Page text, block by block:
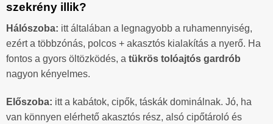
szekrény illik?
Hálószoba: itt általában a legnagyobb a ruhamennyiség,
ezért a többzónás, polcos + akasztós kialakítás a nyerő. Ha
fontos a gyors öltözködés, a tükrös tolóajtós gardrób
nagyon kényelmes.
Előszoba: itt a kabátok, cipők, táskák dominálnak. Jó, ha
van könnyen elérhető akasztós rész, alsó cipőtároló és